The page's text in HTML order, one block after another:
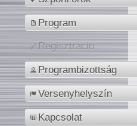
Program
Regisztráció
Programbizottság
Versenyhelyszín
Kapcsolat